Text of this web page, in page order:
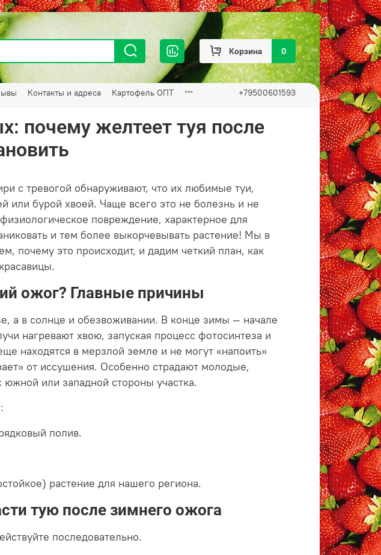
Корзина 0
Контакты и адреса Картофель ОПТ +79500601593
почему желтеет туя после
с тревогой обнаруживают, что их любимые туи,
или бурой хвоей. Чаще всего это не болезнь и не
повреждение, характерное для
и тем более выкорчевывать растение! Мы в
почему это происходит, и дадим четкий план, как
ожог? Главные причины
а в солнце и обезвоживании. В конце зимы — начале
нагревают хвою, запуская процесс фотосинтеза и
находятся в мерзлой земле и не могут «напоить»
от иссушения. Особенно страдают молодые,
или западной стороны участка.
полив.
растение для нашего региона.
тую после зимнего ожога
последовательно.